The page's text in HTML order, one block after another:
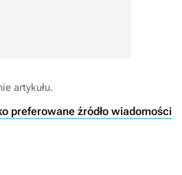
artykułu.
preferowane źródło wiadomości